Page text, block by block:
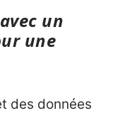
un
une
des données